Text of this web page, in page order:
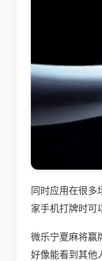
同时应用在很多
家手机打牌时可
微乐宁夏麻将赢
好像能看到其他